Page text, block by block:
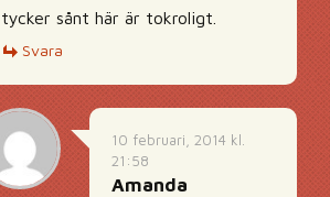
tycker sånt här är tokroligt.
Svara
10 februari, 2014 kl.
21:58
Amanda